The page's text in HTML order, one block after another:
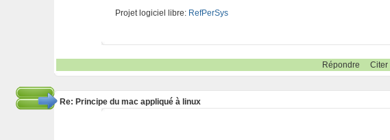
Projet logiciel libre: RefPerSys
Répondre Citer
Re: Principe du mac appliqué à linux